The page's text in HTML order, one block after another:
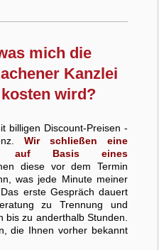
mich die
Kanzlei
wird?
billigen Discount-Preisen -
Wir schließen eine
auf Basis eines
diese vor dem Termin
was jede Minute meiner
erste Gespräch dauert
zu Trennung und
bis zu anderthalb Stunden.
die Ihnen vorher bekannt